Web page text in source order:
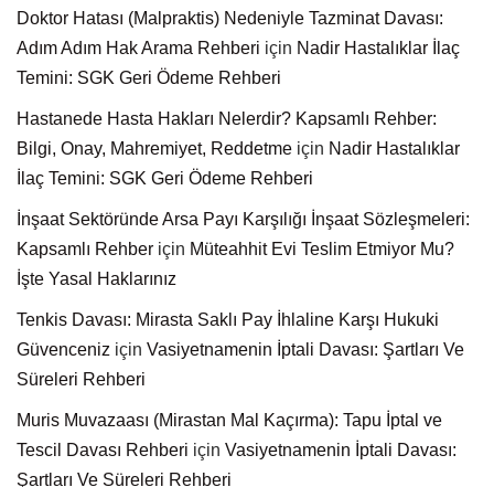
Doktor Hatası (Malpraktis) Nedeniyle Tazminat Davası:
Adım Adım Hak Arama Rehberi için Nadir Hastalıklar İlaç
Temini: SGK Geri Ödeme Rehberi
Hastanede Hasta Hakları Nelerdir? Kapsamlı Rehber:
Bilgi, Onay, Mahremiyet, Reddetme için Nadir Hastalıklar
İlaç Temini: SGK Geri Ödeme Rehberi
İnşaat Sektöründe Arsa Payı Karşılığı İnşaat Sözleşmeleri:
Kapsamlı Rehber için Müteahhit Evi Teslim Etmiyor Mu?
İşte Yasal Haklarınız
Tenkis Davası: Mirasta Saklı Pay İhlaline Karşı Hukuki
Güvenceniz için Vasiyetnamenin İptali Davası: Şartları Ve
Süreleri Rehberi
Muris Muvazaası (Mirastan Mal Kaçırma): Tapu İptal ve
Tescil Davası Rehberi için Vasiyetnamenin İptali Davası:
Şartları Ve Süreleri Rehberi